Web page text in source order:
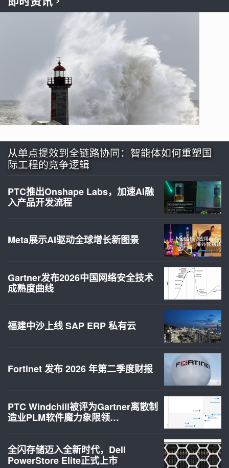
从单点提效到全链路协同：智能体如何重塑国
际工程的竞争逻辑
PTC推出Onshape Labs，加速AI融
入产品开发流程
Meta展示AI驱动全球增长新图景
Gartner发布2026中国网络安全技术
成熟度曲线
福建中沙上线 SAP ERP 私有云
Fortinet 发布 2026 年第二季度财报
PTC Windchill被评为Gartner离散制
造业PLM软件魔力象限领…
全闪存储迈入全新时代，Dell
PowerStore Elite正式上市